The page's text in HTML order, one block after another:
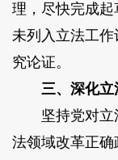
理，尽快完成
未列入立法工
究论证。
三、深化
坚持党对立法
法领域改革正